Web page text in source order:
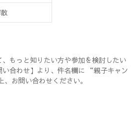
もっと知りたい方や参加を検討したい
い合わせ】より、件名欄に “親子キャン
お問い合わせください。